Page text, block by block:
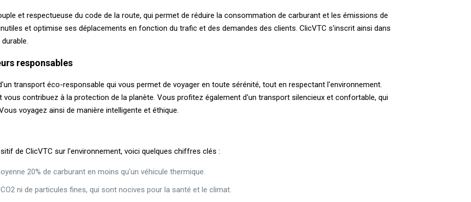
et respectueuse du code de la route, qui permet de réduire la consommation de carburant et les émissions de
et optimise ses déplacements en fonction du trafic et des demandes des clients. ClicVTC s'inscrit ainsi dans
responsables
transport éco-responsable qui vous permet de voyager en toute sérénité, tout en respectant l'environnement.
contribuez à la protection de la planète. Vous profitez également d'un transport silencieux et confortable, qui
voyagez ainsi de manière intelligente et éthique.
de ClicVTC sur l'environnement, voici quelques chiffres clés :
20% de carburant en moins qu'un véhicule thermique.
ni de particules fines, qui sont nocives pour la santé et le climat.